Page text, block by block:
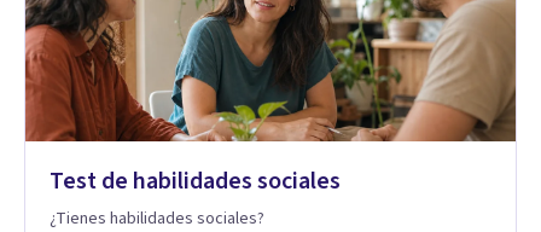
Test de habilidades sociales
¿Tienes habilidades sociales?